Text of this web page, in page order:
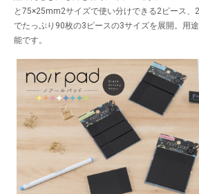
と75×25mm2サイズで使い分けできる2ピース
でたっぷり90枚の3ピースの3サイズを展開。用
能です。